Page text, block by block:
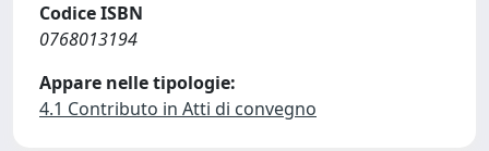
Codice ISBN
0768013194
Appare nelle tipologie:
4.1 Contributo in Atti di convegno